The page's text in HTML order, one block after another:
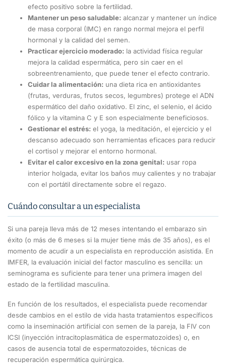
efecto positivo sobre la fertilidad.
Mantener un peso saludable: alcanzar y mantener un índice
de masa corporal (IMC) en rango normal mejora el perfil
hormonal y la calidad del semen.
Practicar ejercicio moderado: la actividad física regular
mejora la calidad espermática, pero sin caer en el
sobreentrenamiento, que puede tener el efecto contrario.
Cuidar la alimentación: una dieta rica en antioxidantes
(frutas, verduras, frutos secos, legumbres) protege el ADN
espermático del daño oxidativo. El zinc, el selenio, el ácido
fólico y la vitamina C y E son especialmente beneficiosos.
Gestionar el estrés: el yoga, la meditación, el ejercicio y el
descanso adecuado son herramientas eficaces para reducir
el cortisol y mejorar el entorno hormonal.
Evitar el calor excesivo en la zona genital: usar ropa
interior holgada, evitar los baños muy calientes y no trabajar
con el portátil directamente sobre el regazo.
Cuándo consultar a un especialista
Si una pareja lleva más de 12 meses intentando el embarazo sin
éxito (o más de 6 meses si la mujer tiene más de 35 años), es el
momento de acudir a un especialista en reproducción asistida. En
IMFER, la evaluación inicial del factor masculino es sencilla: un
seminograma es suficiente para tener una primera imagen del
estado de la fertilidad masculina.
En función de los resultados, el especialista puede recomendar
desde cambios en el estilo de vida hasta tratamientos específicos
como la inseminación artificial con semen de la pareja, la FIV con
ICSI (inyección intracitoplasmática de espermatozoides) o, en
casos de ausencia total de espermatozoides, técnicas de
recuperación espermática quirúrgica.